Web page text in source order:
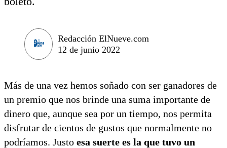
Redacción ElNueve.com
12 de junio 2022
Más de una vez hemos soñado con ser ganadores de
un premio que nos brinde una suma importante de
dinero que, aunque sea por un tiempo, nos permita
disfrutar de cientos de gustos que normalmente no
podríamos. Justo esa suerte es la que tuvo un